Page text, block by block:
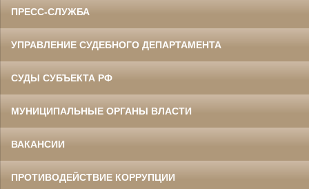
ПРЕСС-СЛУЖБА
УПРАВЛЕНИЕ СУДЕБНОГО ДЕПАРТАМЕНТА
СУДЫ СУБЪЕКТА РФ
МУНИЦИПАЛЬНЫЕ ОРГАНЫ ВЛАСТИ
ВАКАНСИИ
ПРОТИВОДЕЙСТВИЕ КОРРУПЦИИ